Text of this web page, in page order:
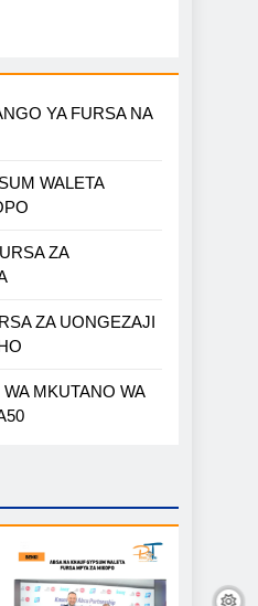
YA FURSA NA
WALETA
ZA
ZA UONGEZAJI
MKUTANO WA